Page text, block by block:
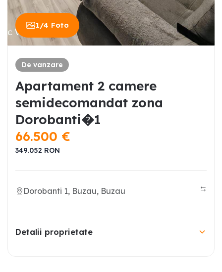
1/4 Foto
De vanzare
Apartament 2 camere
semidecomandat zona
Dorobanti�1
66.500 €
349.052 RON
Dorobanti 1, Buzau, Buzau
Detalii proprietate